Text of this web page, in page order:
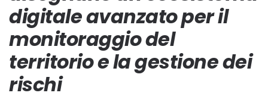
digitale avanzato per il
monitoraggio del
territorio e la gestione dei
rischi